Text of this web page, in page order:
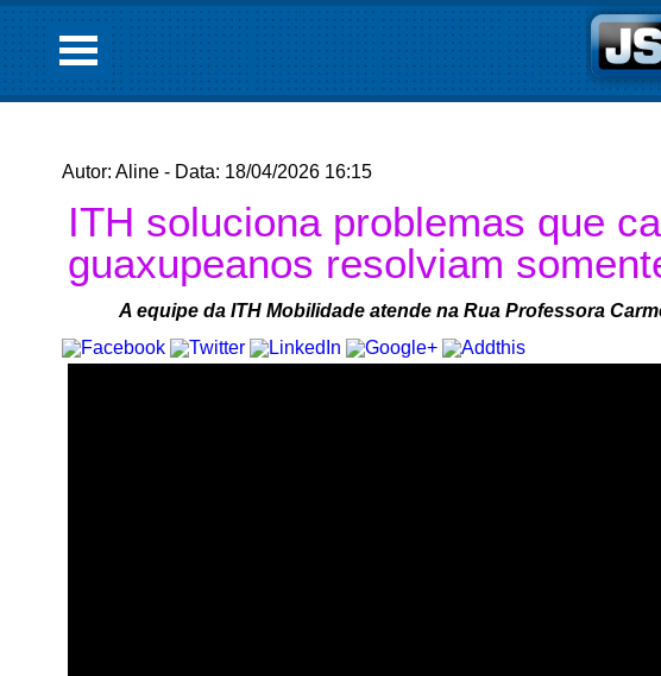
Autor: Aline - Data: 18/04/2026 16:15
ITH soluciona problemas que
guaxupeanos resolviam
A equipe da ITH Mobilidade atende na Rua Professora